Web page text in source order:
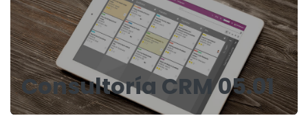
Consultoría CRM 05.01